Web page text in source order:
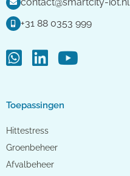
contact@smartcity-iot.nl
+31 88 0353 999
Toepassingen
Hittestress
Groenbeheer
Afvalbeheer